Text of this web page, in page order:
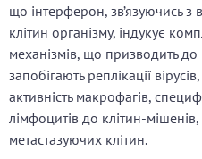
що інтерферон, зв’язуючись
клітин організму, індукує
механізмів, що призводить до
запобігають реплікації
активність макрофагів,
лімфоцитів до клітин-
метастазуючих клітин.